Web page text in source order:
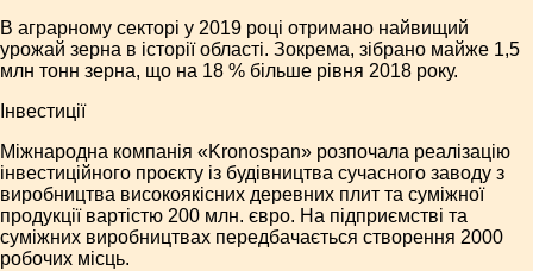
В аграрному секторі у 2019 році отримано найвищий
урожай зерна в історії області. Зокрема, зібрано майже 1,5
млн тонн зерна, що на 18 % більше рівня 2018 року.
Інвестиції
Міжнародна компанія «Kronospan» розпочала реалізацію
інвестиційного проєкту із будівництва сучасного заводу з
виробництва високоякісних деревних плит та суміжної
продукції вартістю 200 млн. євро. На підприємстві та
суміжних виробництвах передбачається створення 2000
робочих місць.